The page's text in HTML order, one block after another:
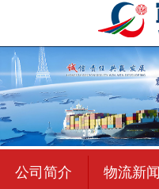
公司简介 物流新闻